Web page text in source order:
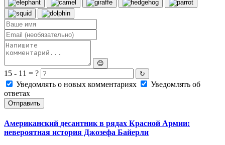
😊
15 - 11 = ? ↻
Уведомлять о новых комментариях
Уведомлять об
ответах
Отправить
Американский десантник в рядах Красной Армии:
невероятная история Джозефа Байерли